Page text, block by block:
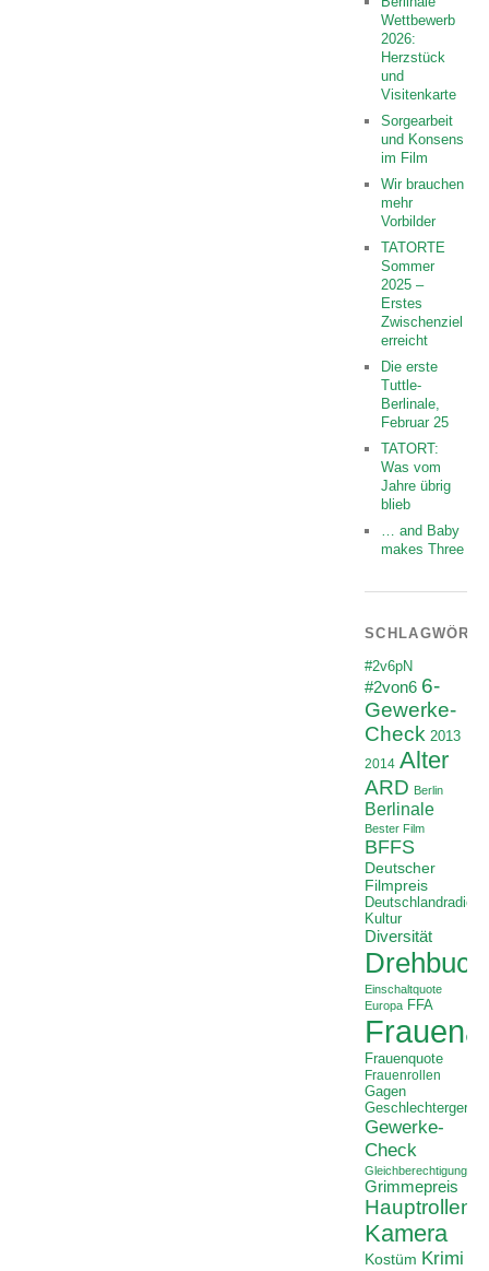
Wettbewerb
2026:
Herzstück
und
Visitenkarte
Sorgearbeit
und Konsens
im Film
Wir brauchen
mehr
Vorbilder
TATORTE
Sommer
2025 –
Erstes
Zwischenziel
erreicht
Die erste
Tuttle-
Berlinale,
Februar 25
TATORT:
Was vom
Jahre übrig
blieb
… and Baby
makes Three
#2v6pN
#2von6 6-
Gewerke-
Check 2013
2014 Alter
ARD Berlin
Berlinale
Bester Film
BFFS
Deutscher
Filmpreis
Deutschlandradio
Kultur
Diversität
Drehbuch
Einschaltquote
Europa FFA
Frauenquote
Frauenrollen
Gagen
Gewerke-
Check
Gleichberechtigung
Grimmepreis
Hauptrollen
Kamera
Kostüm Krimi